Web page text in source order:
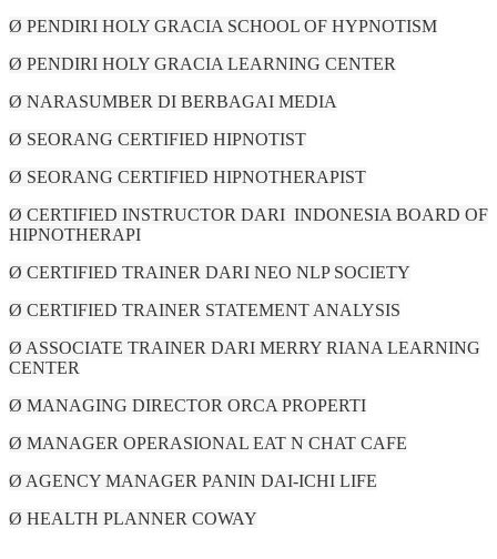
Ø PENDIRI HOLY GRACIA SCHOOL OF HYPNOTISM
Ø PENDIRI HOLY GRACIA LEARNING CENTER
Ø NARASUMBER DI BERBAGAI MEDIA
Ø SEORANG CERTIFIED HIPNOTIST
Ø SEORANG CERTIFIED HIPNOTHERAPIST
Ø CERTIFIED INSTRUCTOR DARI INDONESIA BOARD OF
HIPNOTHERAPI
Ø CERTIFIED TRAINER DARI NEO NLP SOCIETY
Ø CERTIFIED TRAINER STATEMENT ANALYSIS
Ø ASSOCIATE TRAINER DARI MERRY RIANA LEARNING
CENTER
Ø MANAGING DIRECTOR ORCA PROPERTI
Ø MANAGER OPERASIONAL EAT N CHAT CAFE
Ø AGENCY MANAGER PANIN DAI-ICHI LIFE
Ø HEALTH PLANNER COWAY